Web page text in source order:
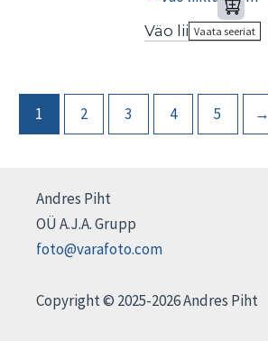
Väo liiklussõlm
Vaata seeriat
1 2 3 4 5 →
Andres Piht
OÜ A.J.A. Grupp
foto@varafoto.com
Copyright © 2025-2026 Andres Piht